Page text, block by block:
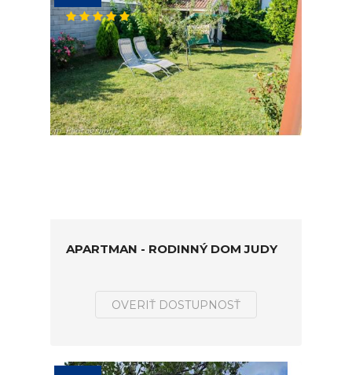
APARTMAN - RODINNÝ DOM JUDY
OVERIŤ DOSTUPNOSŤ